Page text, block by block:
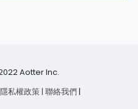
Aotter Inc.
私權政策 | 聯絡我們 |